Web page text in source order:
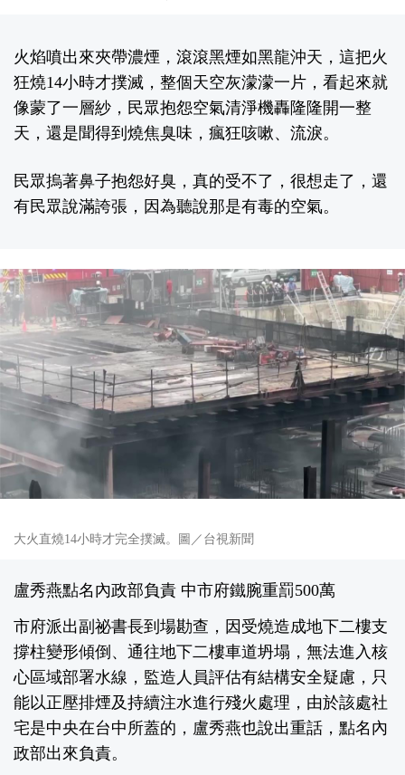
火焰噴出來夾帶濃煙，滾滾黑煙如黑龍沖天，這把火
狂燒14小時才撲滅，整個天空灰濛濛一片，看起來就
像蒙了一層紗，民眾抱怨空氣清淨機轟隆隆開一整
天，還是聞得到燒焦臭味，瘋狂咳嗽、流淚。
民眾摀著鼻子抱怨好臭，真的受不了，很想走了，還
有民眾說滿誇張，因為聽說那是有毒的空氣。
大火直燒14小時才完全撲滅。圖／台視新聞
盧秀燕點名內政部負責 中市府鐵腕重罰500萬
市府派出副祕書長到場勘查，因受燒造成地下二樓支
撐柱變形傾倒、通往地下二樓車道坍塌，無法進入核
心區域部署水線，監造人員評估有結構安全疑慮，只
能以正壓排煙及持續注水進行殘火處理，由於該處社
宅是中央在台中所蓋的，盧秀燕也說出重話，點名內
政部出來負責。